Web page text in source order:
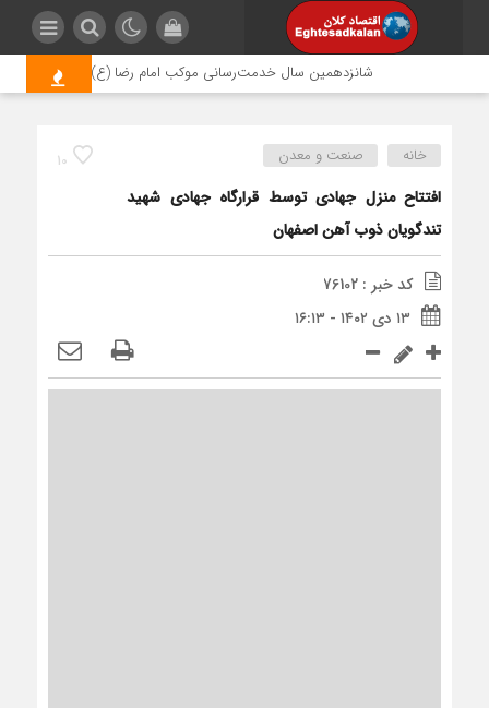
شانزدهمین سال خدمت‌رسانی موکب امام رضا (ع) پتروشیمی اروند؛
10 خانه صنعت و معدن
افتتاح منزل جهادی توسط قرارگاه جهادی شهید
تندگویان ذوب آهن اصفهان
کد خبر : 76102
۱۳ دی ۱۴۰۲ - ۱۶:۱۳